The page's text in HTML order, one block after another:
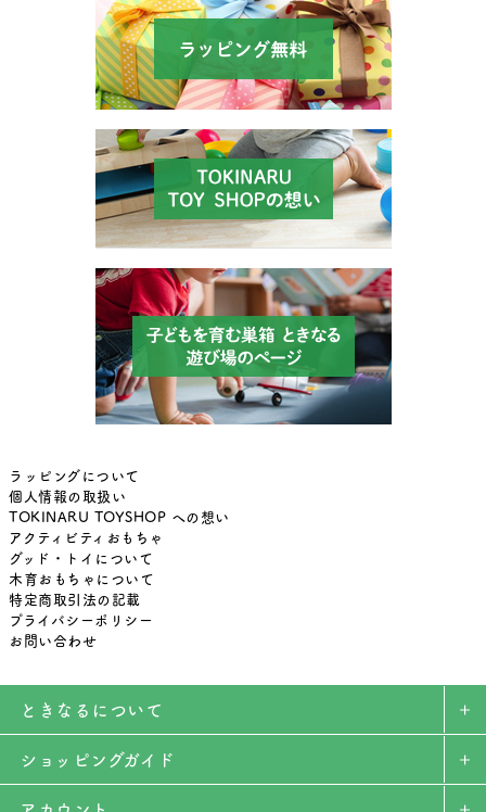
ラッピングについて
個人情報の取扱い
TOKINARU TOYSHOP への想い
アクティビティおもちゃ
グッド・トイについて
木育おもちゃについて
特定商取引法の記載
プライバシーポリシー
お問い合わせ
ときなるについて
ショッピングガイド